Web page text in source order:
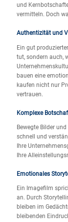
und
vermitteln. Doch
Authentizität und
Ein gut
tut, sondern auch,
bauen eine
kaufen nicht nur
vertrauen.
Komplexe
Bewegte Bilder
schnell und
Ihre
Ihre
Emotionales
Ein Imagefilm
an. Durch
bleiben im
bleibenden